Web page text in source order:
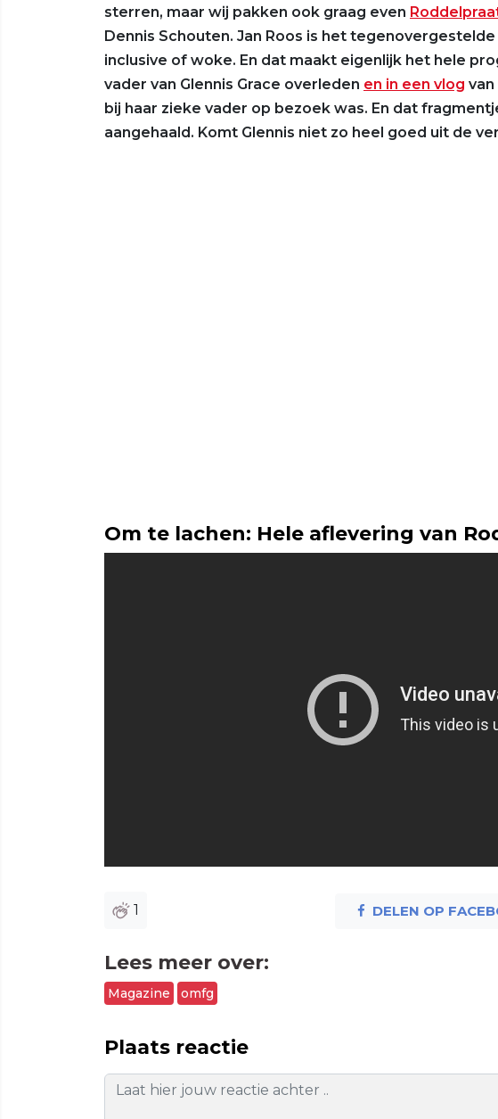
sterren, maar wij pakken ook graag even
Dennis Schouten. Jan Roos is het
inclusive of woke. En dat maakt eigenlijk het hele
vader van Glennis Grace overleden en in een vlog van
bij haar zieke vader op bezoek was. En dat
aangehaald. Komt Glennis niet zo heel goed uit de
Om te lachen: Hele aflevering van
1 DELEN OP
Lees meer over:
Magazine omfg
Plaats reactie